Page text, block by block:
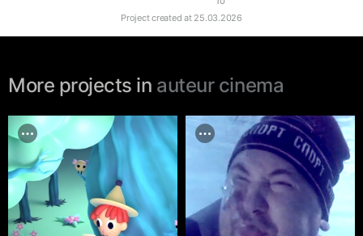
Project created at 25.03.2026
More projects in auteur cinema